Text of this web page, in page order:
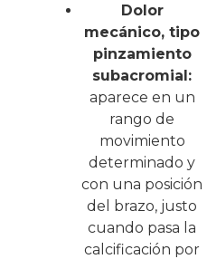
Dolor
mecánico, tipo
pinzamiento
subacromial:
aparece en un
rango de
movimiento
determinado y
con una posición
del brazo, justo
cuando pasa la
calcificación por